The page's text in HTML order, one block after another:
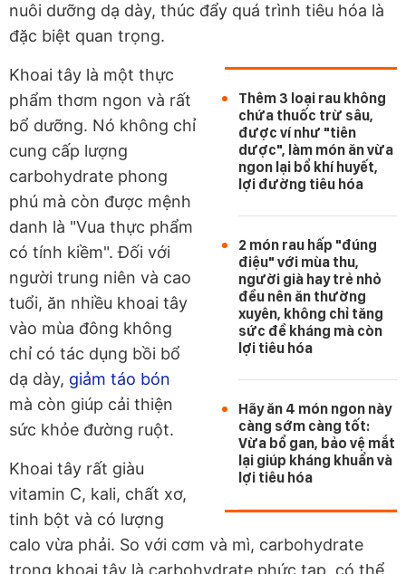
nuôi dưỡng dạ dày, thúc đẩy quá trình tiêu hóa là
đặc biệt quan trọng.
Thêm 3 loại rau không
chứa thuốc trừ sâu,
được ví như "tiên
dược", làm món ăn vừa
ngon lại bổ khí huyết,
lợi đường tiêu hóa
2 món rau hấp "đúng
điệu" với mùa thu,
người già hay trẻ nhỏ
đều nên ăn thường
xuyên, không chỉ tăng
sức đề kháng mà còn
lợi tiêu hóa
Hãy ăn 4 món ngon này
càng sớm càng tốt:
Vừa bổ gan, bảo vệ mắt
lại giúp kháng khuẩn và
lợi tiêu hóa
Khoai tây là một thực
phẩm thơm ngon và rất
bổ dưỡng. Nó không chỉ
cung cấp lượng
carbohydrate phong
phú mà còn được mệnh
danh là "Vua thực phẩm
có tính kiềm". Đối với
người trung niên và cao
tuổi, ăn nhiều khoai tây
vào mùa đông không
chỉ có tác dụng bồi bổ
dạ dày, giảm táo bón
mà còn giúp cải thiện
sức khỏe đường ruột.
Khoai tây rất giàu
vitamin C, kali, chất xơ,
tinh bột và có lượng
calo vừa phải. So với cơm và mì, carbohydrate
trong khoai tây là carbohydrate phức tạp, có thể